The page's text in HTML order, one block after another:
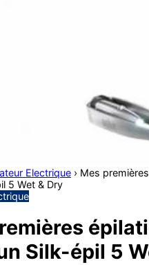
Electrique › Mes
5 Wet & Dry
Silk-épil 5